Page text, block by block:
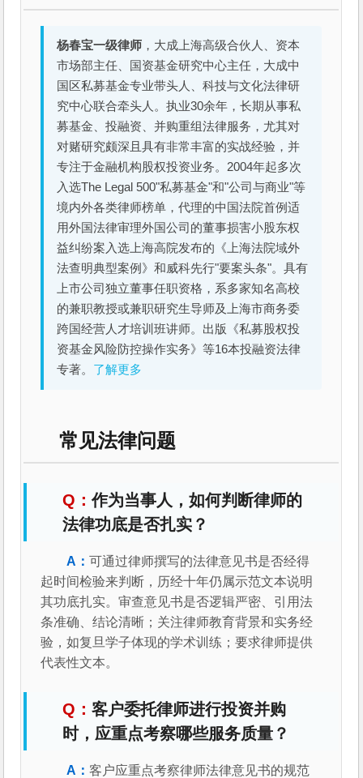
杨春宝一级律师 ，大成上海高级合伙人、资本
市场部主任、国资基金研究中心主任，大成中
国区私募基金专业带头人、科技与文化法律研
究中心联合牵头人。执业30余年，长期从事私
募基金、投融资、并购重组法律服务，尤其对
对赌研究颇深且具有非常丰富的实战经验，并
专注于金融机构股权投资业务。2004年起多次
入选The Legal 500"私募基金"和"公司与商业"等
境内外各类律师榜单，代理的中国法院首例适
用外国法律审理外国公司的董事损害小股东权
益纠纷案入选上海高院发布的《上海法院域外
法查明典型案例》和威科先行"要案头条"。具有
上市公司独立董事任职资格，系多家知名高校
的兼职教授或兼职研究生导师及上海市商务委
跨国经营人才培训班讲师。出版《私募股权投
资基金风险防控操作实务》等16本投融资法律
专著。 了解更多
常见法律问题
作为当事人，如何判断律师的
法律功底是否扎实？
可通过律师撰写的法律意见书是否经得
起时间检验来判断，历经十年仍属示范文本说明
其功底扎实。审查意见书是否逻辑严密、引用法
条准确、结论清晰；关注律师教育背景和实务经
验，如复旦学子体现的学术训练；要求律师提供
代表性文本。
客户委托律师进行投资并购
时，应重点考察哪些服务质量？
客户应重点考察律师法律意见书的规范